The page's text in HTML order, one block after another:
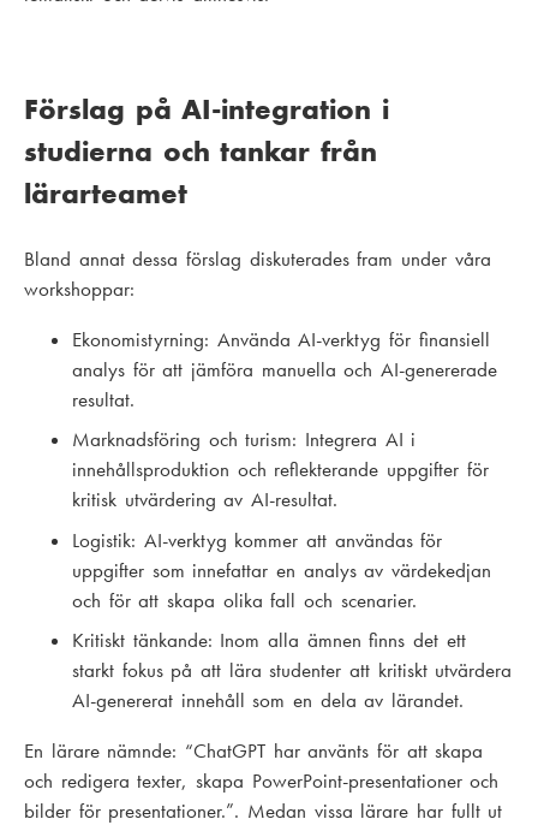
Förslag på AI-integration i
studierna och tankar från
lärarteamet
Bland annat dessa förslag diskuterades fram under våra
workshoppar:
Ekonomistyrning: Använda AI-verktyg för finansiell
analys för att jämföra manuella och AI-genererade
resultat.
Marknadsföring och turism: Integrera AI i
innehållsproduktion och reflekterande uppgifter för
kritisk utvärdering av AI-resultat.
Logistik: AI-verktyg kommer att användas för
uppgifter som innefattar en analys av värdekedjan
och för att skapa olika fall och scenarier.
Kritiskt tänkande: Inom alla ämnen finns det ett
starkt fokus på att lära studenter att kritiskt utvärdera
AI-genererat innehåll som en dela av lärandet.
En lärare nämnde: “ChatGPT har använts för att skapa
och redigera texter, skapa PowerPoint-presentationer och
bilder för presentationer.”. Medan vissa lärare har fullt ut